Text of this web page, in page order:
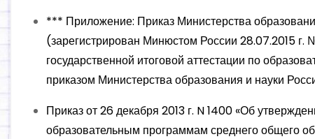
*** Приложение: Приказ Министерства
(зарегистрирован Минюстом России 28.07.2015
государственной итоговой аттестации по
приказом Министерства образования и науки
Приказ от 26 декабря 2013 г. N 1400 «Об
образовательным программам среднего общего